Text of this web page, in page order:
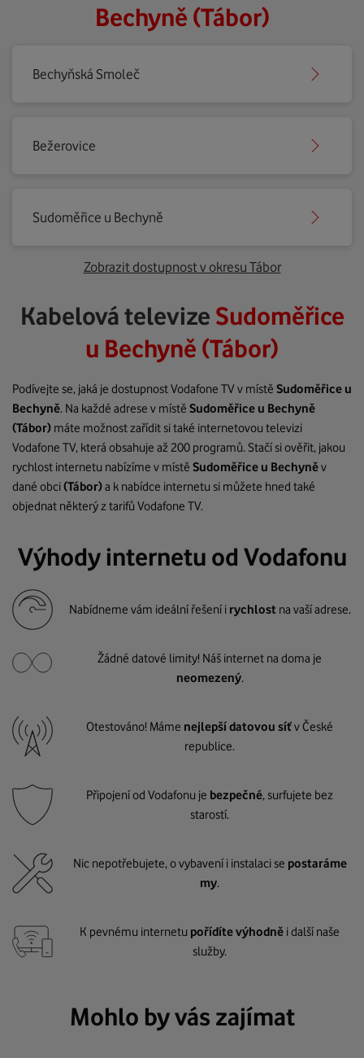
Bechyně (Tábor)
Bechyňská Smoleč
Bežerovice
Sudoměřice u Bechyně
Zobrazit dostupnost v okresu Tábor
Kabelová televize Sudoměřice
u Bechyně (Tábor)
Podívejte se, jaká je dostupnost Vodafone TV v místě Sudoměřice u
Bechyně. Na každé adrese v místě Sudoměřice u Bechyně
(Tábor) máte možnost zařídit si také internetovou televizi
Vodafone TV, která obsahuje až 200 programů. Stačí si ověřit, jakou
rychlost internetu nabízíme v místě Sudoměřice u Bechyněv
dané obci(Tábor)a k nabídce internetu si můžete hned také
objednat některý z tarifů Vodafone TV.
Výhody internetu od Vodafonu
Nabídneme vám ideální řešení i rychlost na vaší adrese.
Žádné datové limity! Náš internet na doma je
neomezený.
Otestováno! Máme nejlepší datovou síťv České
republice.
Připojení od Vodafonu je bezpečné, surfujete bez
starostí.
Nic nepotřebujete, o vybavení i instalaci se postaráme
my.
K pevnému internetu pořídíte výhodně i další naše
služby.
Mohlo by vás zajímat